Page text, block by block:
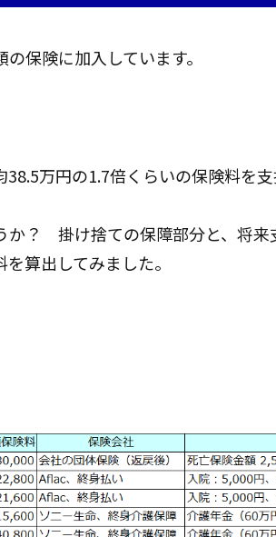
保険に加入しています。
万円の1.7倍くらいの保険料を支
か？ 掛け捨ての保障部分と、将来
算出してみました。